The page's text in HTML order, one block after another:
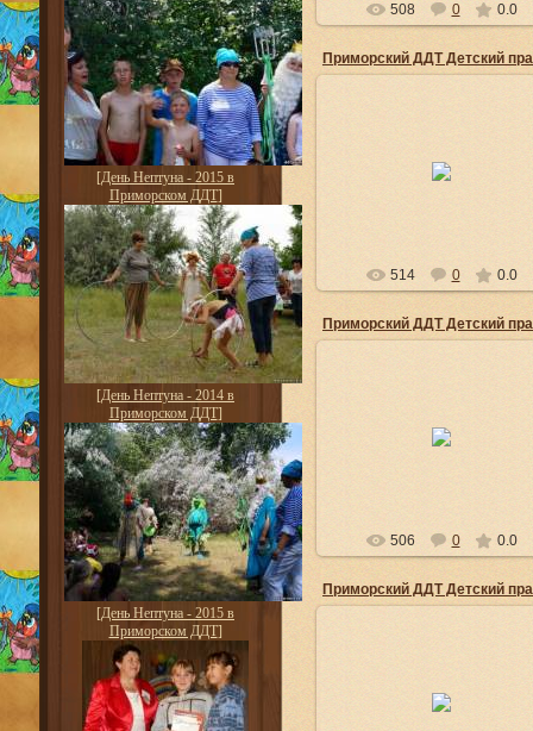
[День Нептуна - 2015 в
Приморском ДДТ]
[День Нептуна - 2014 в
Приморском ДДТ]
[День Нептуна - 2015 в
Приморском ДДТ]
508 0 0.0
Детский праздник
друзья взрослые и дети!»
514 0 0.0
Детский праздник
друзья взрослые и дети!»
506 0 0.0
Детский праздник
друзья взрослые и дети!»